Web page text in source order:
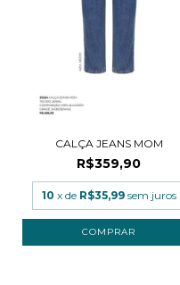
CALÇA JEANS MOM
R$359,90
10 x de R$35,99 sem juros
COMPRAR